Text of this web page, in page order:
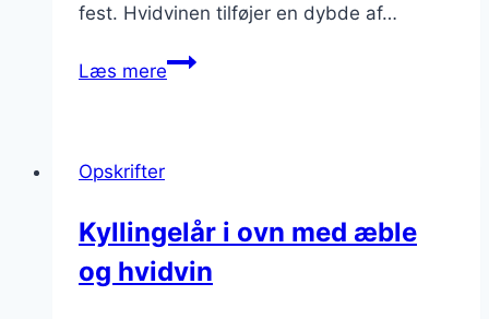
fest. Hvidvinen tilføjer en dybde af…
Læs mereKyllingelår
ris
Opskrifter
Kyllingelår i ovn med æble
og hvidvin